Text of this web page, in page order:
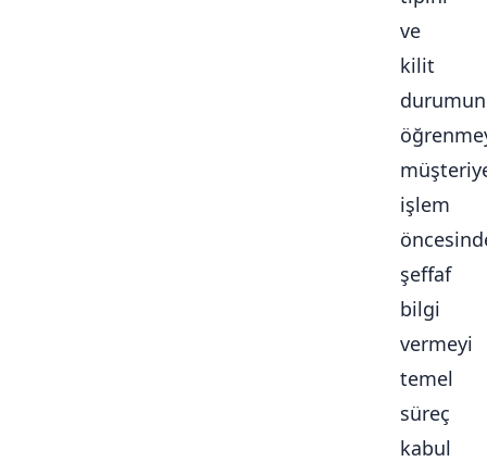
ve
kilit
işlem
şeffaf
bilgi
vermeyi
temel
süreç
kabul